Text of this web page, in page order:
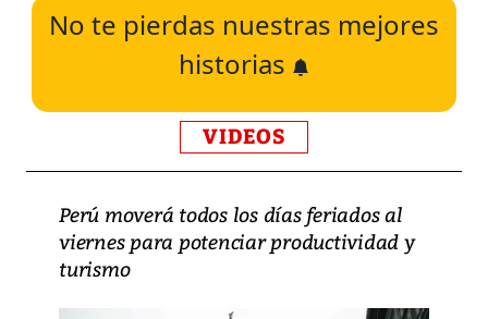
No te pierdas nuestras mejores
historias
VIDEOS
Perú moverá todos los días feriados al
viernes para potenciar productividad y
turismo